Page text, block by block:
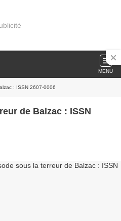
MENU
: ISSN 2607-0006
de Balzac : ISSN